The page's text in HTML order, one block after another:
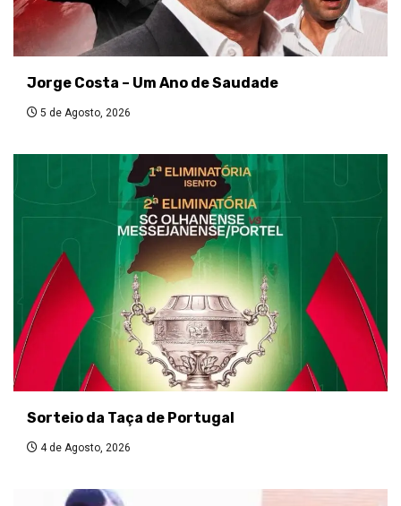
Jorge Costa – Um Ano de Saudade
5 de Agosto, 2026
Sorteio da Taça de Portugal
4 de Agosto, 2026